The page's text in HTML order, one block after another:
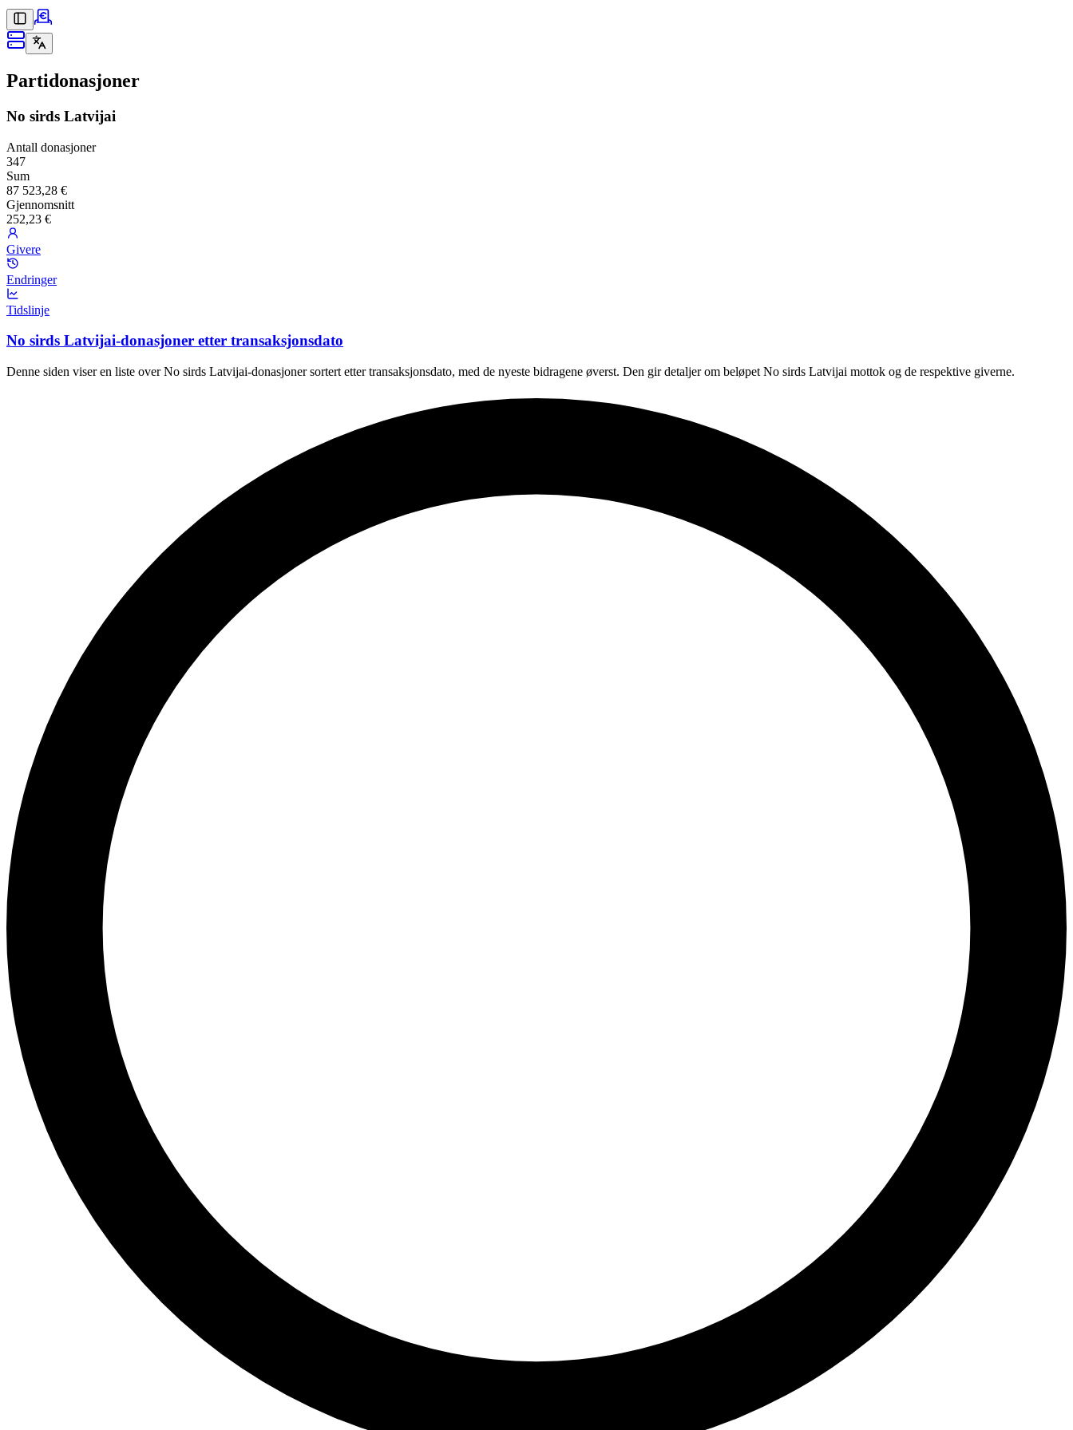
Partidonasjoner
No sirds Latvijai
Antall donasjoner
347
Sum
87 523,28 €
Gjennomsnitt
252,23 €
Givere
Endringer
Tidslinje
No sirds Latvijai-donasjoner etter transaksjonsdato
Denne siden viser en liste over No sirds Latvijai-donasjoner sortert etter transaksjonsdato, med de nyeste bidragene øverst. Den gir detaljer om beløpet No sirds Latvijai mottok og de respektive giverne.